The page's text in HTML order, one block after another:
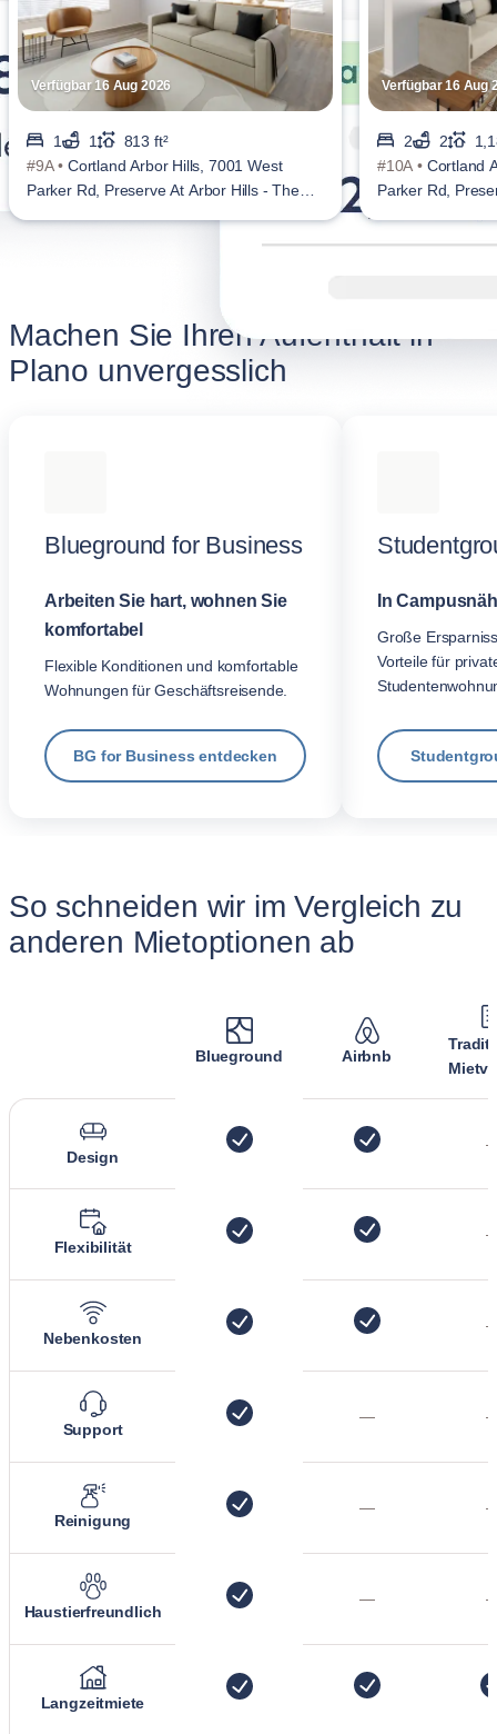
Verfügbar 16 Aug 2026
1 1
813 ft²
#9A • Cortland Arbor Hills, 7001 West
Parker Rd, Preserve At Arbor Hills - The
Verfügbar 16 Aug
2 2
#10A • Cortland
Parker Rd,
Machen Sie Ihren Aufenthalt in
Plano unvergesslich
Blueground for Business
Arbeiten Sie hart, wohnen Sie
komfortabel
Flexible Konditionen und komfortable
Wohnungen für Geschäftsreisende.
BG for Business entdecken
In
Große
Vorteile für
So schneiden wir im Vergleich zu
anderen Mietoptionen ab
Blueground Airbnb
Design
Flexibilität
Nebenkosten
Support
—
Reinigung
—
Haustierfreundlich
—
Langzeitmiete